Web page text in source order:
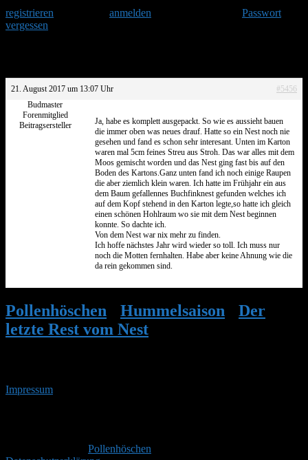
registrieren
anmelden
Passwort
vergessen
21. August 2017 um 13:07 Uhr
#5456
Budmaster
Forenmitglied
Beitragsersteller
Ja, habe es komplett ausgepackt. So wie es aussieht bauen
die immer oben was neues drauf. Hatte so ein Nest noch nie
gesehen und fand es schon sehr interesant. Unten im Karton
waren mal 5cm feines Streu aus Stroh. Das war alles mit dem
Moos gemischt worden und das Nest ging fast bis auf den
Boden des Kartons.Ganz unten fand ich noch einige Raupen
die aber ziemlich klein waren. Ich hatte im Frühjahr ein aus
dem Baum gefallennes Buchfinknest gefunden welches ich
auf dem Kopf stehend in den Karton legte,so hatte ich gleich
einen schönen Hohlraum wo sie mit dem Nest beginnen
konnte. So dachte ich.
Von dem Nest war nix mehr zu finden.
Ich hoffe nächstes Jahr wird wieder so toll. Ich muss nur
noch die Motten fernhalten. Habe aber keine Ahnung wie die
da rein gekommen sind.
Pollenhöschen Hummelsaison
Der
letzte Rest vom Nest
Impressum
Pollenhöschen